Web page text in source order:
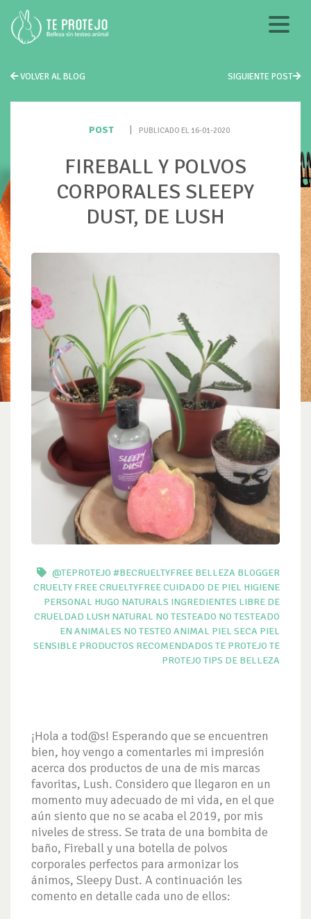
VOLVER AL BLOG SIGUIENTE POST
POST PUBLICADO EL 16-01-2020
FIREBALL Y POLVOS
CORPORALES SLEEPY
DUST, DE LUSH
@TEPROTEJO #BECRUELTYFREE BELLEZA BLOGGER
CRUELTY FREECRUELTYFREECUIDADO DE PIEL HIGIENE
PERSONAL HUGO NATURALS INGREDIENTES LIBRE DE
CRUELDAD LUSH NATURAL NO TESTEADO NO TESTEADO
EN ANIMALES NO TESTEO ANIMAL PIEL SECA PIEL
SENSIBLE PRODUCTOS RECOMENDADOS TE PROTEJO TE
PROTEJO TIPS DE BELLEZA
¡Hola a tod@s! Esperando que se encuentren
bien, hoy vengo a comentarles mi impresión
acerca dos productos de una de mis marcas
favoritas, Lush. Considero que llegaron en un
momento muy adecuado de mi vida, en el que
aún siento que no se acaba el 2019, por mis
niveles de stress. Se trata de una bombita de
baño, Fireball y una botella de polvos
corporales perfectos para armonizar los
ánimos, Sleepy Dust. A continuación les
comento en detalle cada uno de ellos: